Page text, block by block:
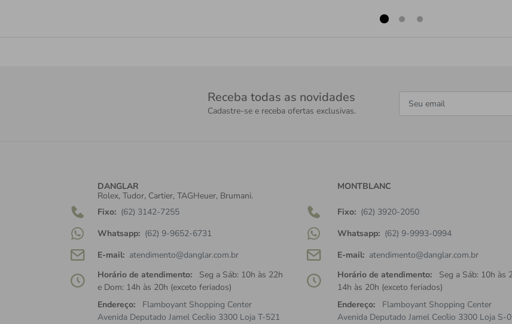
Receba todas as novidades
Cadastre-se e receba ofertas exclusivas.
DANGLAR
Rolex, Tudor, Cartier, TAGHeuer, Brumani.
Fixo: (62) 3142-7255
Whatsapp: (62) 9-9652-6731
E-mail: atendimento@danglar.com.br
Horário de atendimento:
Seg a Sáb: 10h às 22h
e Dom: 14h às 20h (exceto feriados)
Endereço:
Flamboyant Shopping Center
Avenida Deputado Jamel Cecílio 3300 Loja T-521
MONTBLANC
Fixo: (62) 3920-2050
Whatsapp: (62) 9-9993-0994
E-mail: atendimento@danglar.com.br
Horário de atendimento:
Seg a Sáb: 10h às
14h às 20h (exceto feriados)
Endereço:
Flamboyant Shopping Center
Avenida Deputado Jamel Cecílio 3300 Loja S-